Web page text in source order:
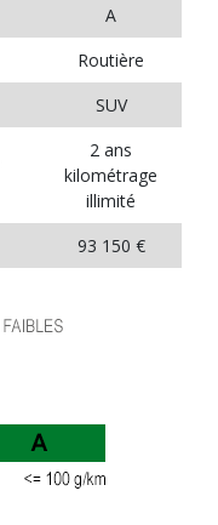
A
Routière
SUV
2 ans
kilométrage
illimité
93 150 €